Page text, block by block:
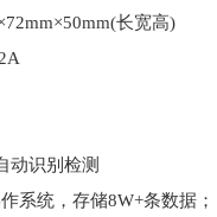
长宽高)
动识别检测
系统，存储8W+条数据；